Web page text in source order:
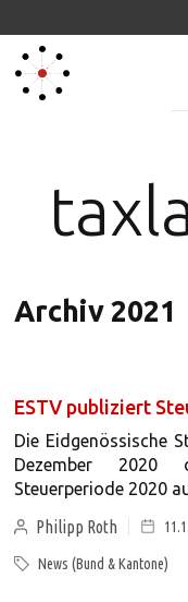
Archiv 2021
ESTV publiziert
Die Eidgenössische
Dezember 2020
Steuerperiode 2020
Philipp Roth
News (Bund & Kantone)